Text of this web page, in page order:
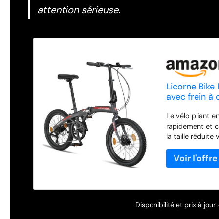
attention sérieuse.
Licorne Bike
avec frein à
anthracite/
Le vélo pliant
rapidement et
la taille réduite
moyens de
transmission
sont pré-
Disponibilité et prix à jour